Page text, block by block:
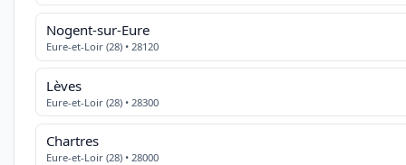
Nogent-sur-Eure
Eure-et-Loir (28) • 28120
Lèves
Eure-et-Loir (28) • 28300
Chartres
Eure-et-Loir (28) • 28000